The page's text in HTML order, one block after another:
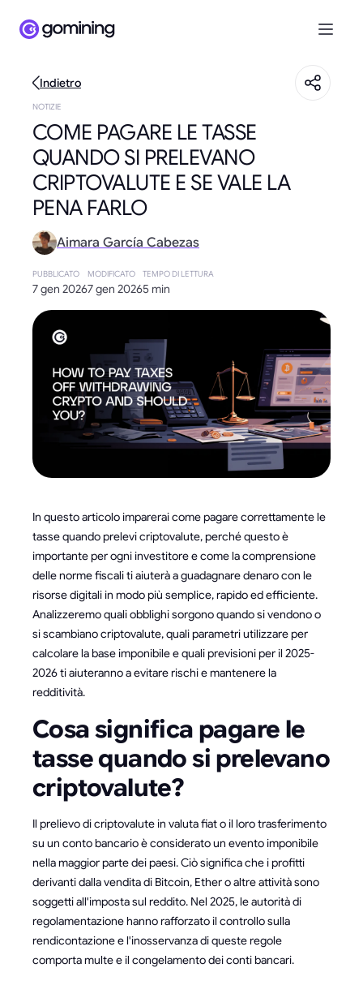
Indietro
NOTIZIE
COME PAGARE LE TASSE
QUANDO SI PRELEVANO
CRIPTOVALUTE E SE VALE LA
PENA FARLO
Aimara García Cabezas
PUBBLICATO
7 gen 2026
MODIFICATO
7 gen 2026
TEMPO DI LETTURA
5 min
In questo articolo imparerai come pagare correttamente le
tasse quando prelevi criptovalute, perché questo è
importante per ogni investitore e come la comprensione
delle norme fiscali ti aiuterà a guadagnare denaro con le
risorse digitali in modo più semplice, rapido ed efficiente.
Analizzeremo quali obblighi sorgono quando si vendono o
si scambiano criptovalute, quali parametri utilizzare per
calcolare la base imponibile e quali previsioni per il 2025-
2026 ti aiuteranno a evitare rischi e mantenere la
redditività.
Cosa significa pagare le
tasse quando si prelevano
criptovalute?
Il prelievo di criptovalute in valuta fiat o il loro trasferimento
su un conto bancario è considerato un evento imponibile
nella maggior parte dei paesi. Ciò significa che i profitti
derivanti dalla vendita di Bitcoin, Ether o altre attività sono
soggetti all'imposta sul reddito. Nel 2025, le autorità di
regolamentazione hanno rafforzato il controllo sulla
rendicontazione e l'inosservanza di queste regole
comporta multe e il congelamento dei conti bancari.